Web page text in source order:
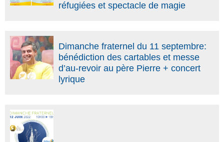
réfugiées et spectacle de magie
Dimanche fraternel du 11 septembre:
bénédiction des cartables et messe
d’au-revoir au père Pierre + concert
lyrique